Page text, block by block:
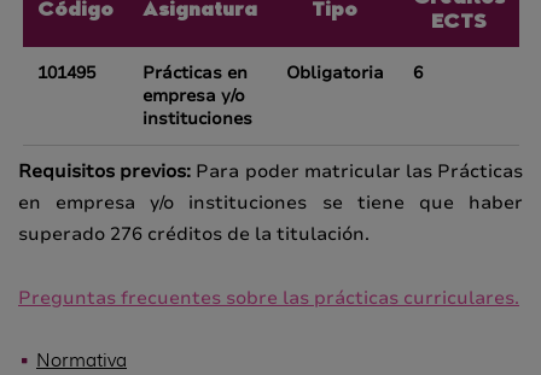
Código Asignatura Tipo
ECTS
101495
Prácticas en
empresa y/o
instituciones
Obligatoria 6
Requisitos previos: Para poder matricular las Prácticas
en empresa y/o instituciones se tiene que haber
superado 276 créditos de la titulación.
Preguntas frecuentes sobre las prácticas curriculares.
Normativa